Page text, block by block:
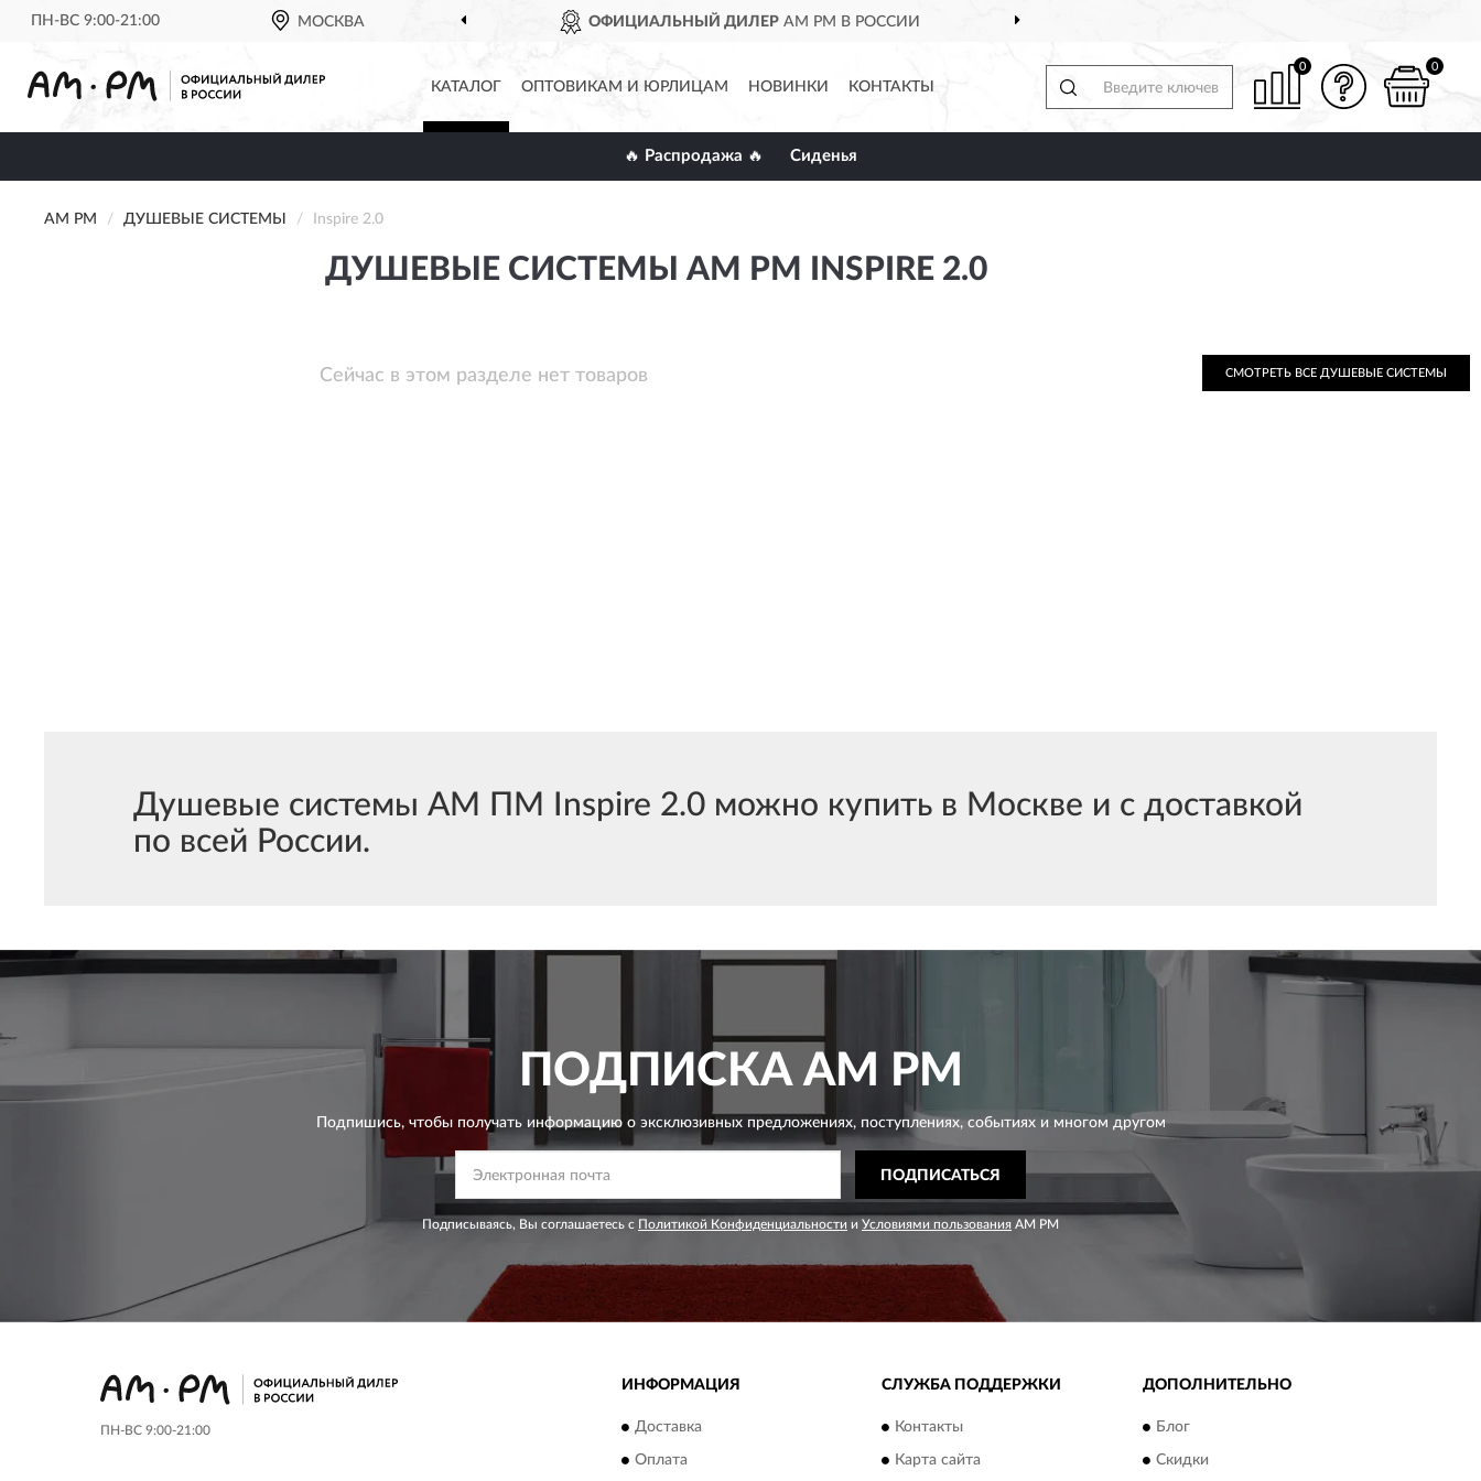
ПН-ВС 9:00-21:00 МОСКВА ОФИЦИАЛЬНЫЙ ДИЛЕР AM PM В РОССИИ
КАТАЛОГ ОПТОВИКАМ И ЮРЛИЦАМ НОВИНКИ КОНТАКТЫ
0 0
🔥 Распродажа 🔥 Сиденья
AM PM ДУШЕВЫЕ СИСТЕМЫ Inspire 2.0
ДУШЕВЫЕ СИСТЕМЫ AM PM INSPIRE 2.0
Сейчас в этом разделе нет товаров СМОТРЕТЬ ВСЕ ДУШЕВЫЕ СИСТЕМЫ
Душевые системы АМ ПМ Inspire 2.0 можно купить в Москве и с доставкой
по всей России.
ПОДПИСКАAM PM
Подпишись, чтобы получать информацию о эксклюзивных предложениях,поступлениях, событиях и многом другом
ПОДПИСАТЬСЯ
Подписываясь, Вы соглашаетесь с Политикой Конфиденциальности и Условиями пользования AM PM
ПН-ВС 9:00-21:00
ИНФОРМАЦИЯ
Доставка
Оплата
СЛУЖБА ПОДДЕРЖКИ
Контакты
Карта сайта
ДОПОЛНИТЕЛЬНО
Блог
Скидки